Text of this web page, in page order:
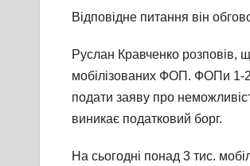
Відповідне питання він
Руслан Кравченко розповів,
мобілізованих ФОП. ФОПи 1-2
подати заяву про
виникає податковий борг.
На сьогодні понад 3 тис.